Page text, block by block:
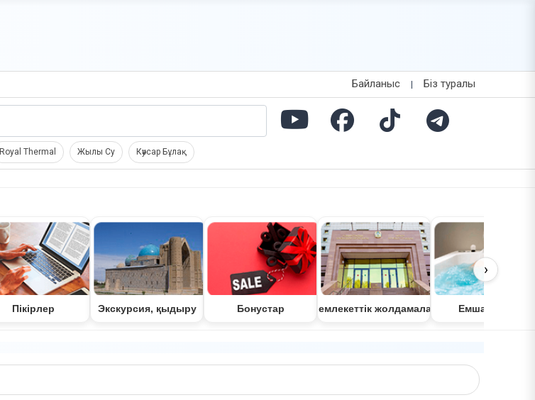
Байланыс Біз туралы
Royal Thermal Жылы Су Кәусар Бұлақ
Пікірлер Экскурсия, қыдыру Бонустар Мемлекеттік жолдамалар Емшаралар
›